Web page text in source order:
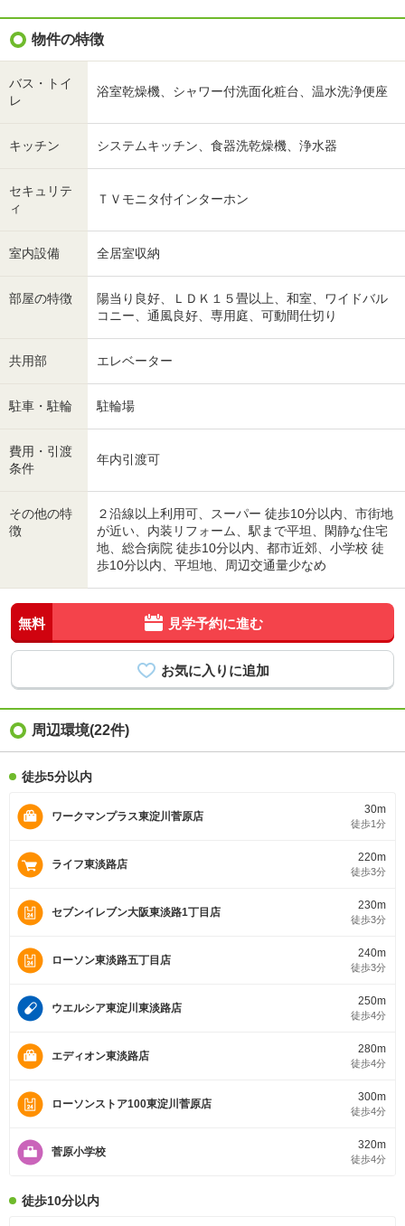
物件の特徴
バス・トイ
レ
浴室乾燥機、シャワー付洗面化粧台、温水洗浄便座
キッチン システムキッチン、食器洗乾燥機、浄水器
セキュリテ
ィ
ＴＶモニタ付インターホン
室内設備 全居室収納
部屋の特徴
陽当り良好、ＬＤＫ１５畳以上、和室、ワイドバル
コニー、通風良好、専用庭、可動間仕切り
共用部 エレベーター
駐車・駐輪 駐輪場
費用・引渡
条件
年内引渡可
その他の特
徴
２沿線以上利用可、スーパー 徒歩10分以内、市街地
が近い、内装リフォーム、駅まで平坦、閑静な住宅
地、総合病院 徒歩10分以内、都市近郊、小学校 徒
歩10分以内、平坦地、周辺交通量少なめ
無料 見学予約に進む
周辺環境(22件)
徒歩5分以内
ワークマンプラス東淀川菅原店
30m
徒歩1分
ライフ東淡路店
220m
徒歩3分
セブンイレブン大阪東淡路1丁目店
230m
徒歩3分
ローソン東淡路五丁目店
240m
徒歩3分
ウエルシア東淀川東淡路店
250m
徒歩4分
エディオン東淡路店
280m
徒歩4分
ローソンストア100東淀川菅原店
300m
徒歩4分
菅原小学校
320m
徒歩4分
徒歩10分以内